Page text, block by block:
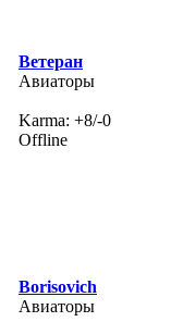
Ветеран
Авиаторы
Karma: +8/-0
Offline
Borisovich
Авиаторы